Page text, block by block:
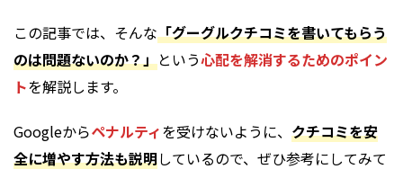
この記事では、そんな「グーグルクチコミを書いてもらう
のは問題ないのか？」という心配を解消するためのポイン
トを解説します。
Googleからペナルティを受けないように、 クチコミを安
全に増やす方法も説明しているので、ぜひ参考にしてみて